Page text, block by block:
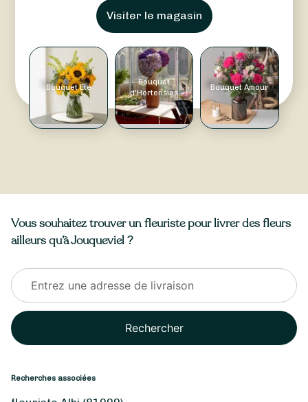
Visiter le magasin
Bouquet Été
Bouquet
d'Hortensias
Bouquet Amour
Vous souhaitez trouver un fleuriste pour livrer des fleurs
ailleurs qu’à Jouqueviel ?
Rechercher
Recherches associées